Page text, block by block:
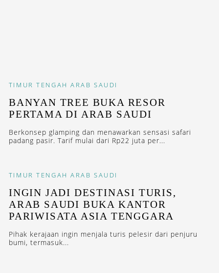
TIMUR TENGAH ARAB SAUDI
BANYAN TREE BUKA RESOR
PERTAMA DI ARAB SAUDI
Berkonsep glamping dan menawarkan sensasi safari
padang pasir. Tarif mulai dari Rp22 juta per...
TIMUR TENGAH ARAB SAUDI
INGIN JADI DESTINASI TURIS,
ARAB SAUDI BUKA KANTOR
PARIWISATA ASIA TENGGARA
Pihak kerajaan ingin menjala turis pelesir dari penjuru
bumi, termasuk...